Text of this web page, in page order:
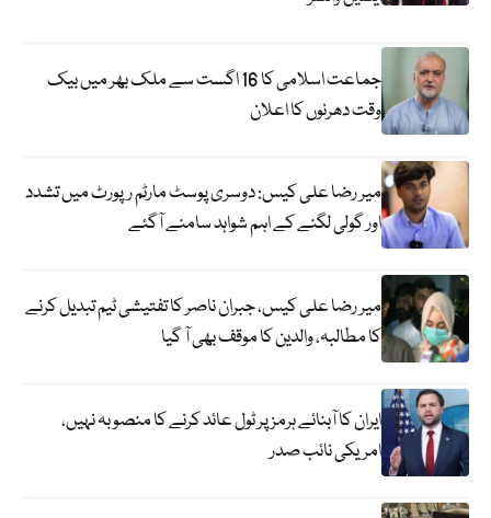
جماعت اسلامی کا 16 اگست سے ملک بھر میں بیک
وقت دھرنوں کا اعلان
میر رضا علی کیس: دوسری پوسٹ مارٹم رپورٹ میں تشدد
اور گولی لگنے کے اہم شواہد سامنے آگئے
میر رضا علی کیس، جبران ناصر کا تفتیشی ٹیم تبدیل کرنے
کا مطالبہ، والدین کا موقف بھی آ گیا
ایران کا آبنائے ہرمز پر ٹول عائد کرنے کا منصوبہ نہیں،
امریکی نائب صدر